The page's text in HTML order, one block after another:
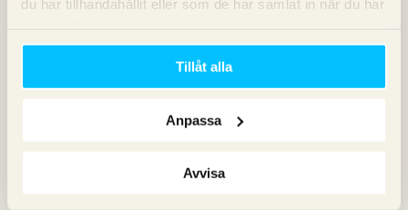
du har tillhandahållit eller som de har samlat in när du har
Tillåt alla
Anpassa
Avvisa
Nyhetsbrev
Prenumerera på vårt nyhetsbrev för det
senaste inom SEO, Google Ads och sociala